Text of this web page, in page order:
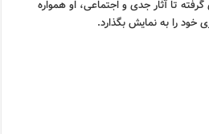
تا آثار جدی و اجتماعی، او همواره
خود را به نمایش بگذارد.